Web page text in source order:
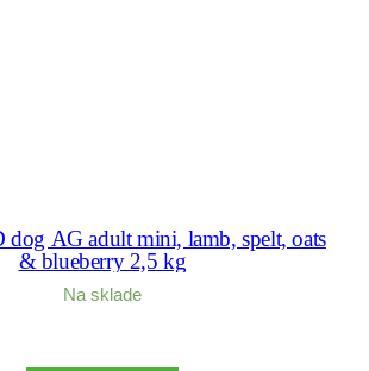
AG adult mini, lamb, spelt, oats
& blueberry 2,5 kg
Na sklade